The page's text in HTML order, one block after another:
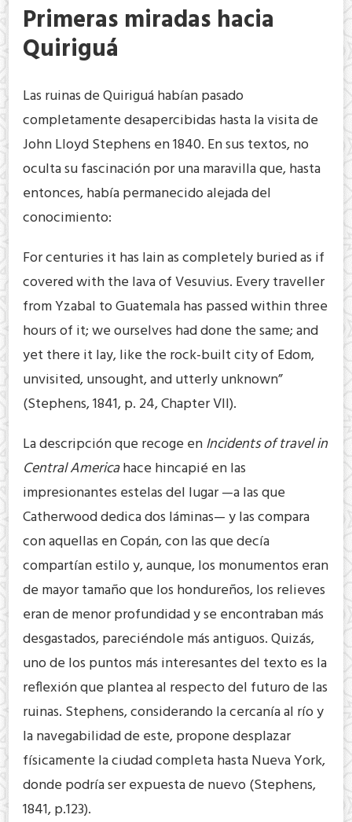
Primeras miradas hacia
Quiriguá
Las ruinas de Quiriguá habían pasado
completamente desapercibidas hasta la visita de
John Lloyd Stephens en 1840. En sus textos, no
oculta su fascinación por una maravilla que, hasta
entonces, había permanecido alejada del
conocimiento:
For centuries it has lain as completely buried as if
covered with the lava of Vesuvius. Every traveller
from Yzabal to Guatemala has passed within three
hours of it; we ourselves had done the same; and
yet there it lay, like the rock-built city of Edom,
unvisited, unsought, and utterly unknown”
(Stephens, 1841, p. 24, Chapter VII).
La descripción que recoge enIncidents of travel in
Central Americahace hincapié en las
impresionantes estelas del lugar —a las que
Catherwood dedica dos láminas— y las compara
con aquellas en Copán, con las que decía
compartían estilo y, aunque, los monumentos eran
de mayor tamaño que los hondureños, los relieves
eran de menor profundidad y se encontraban más
desgastados, pareciéndole más antiguos. Quizás,
uno de los puntos más interesantes del texto es la
reflexión que plantea al respecto del futuro de las
ruinas. Stephens, considerando la cercanía al río y
la navegabilidad de este, propone desplazar
físicamente la ciudad completa hasta Nueva York,
donde podría ser expuesta de nuevo (Stephens,
1841, p.123).